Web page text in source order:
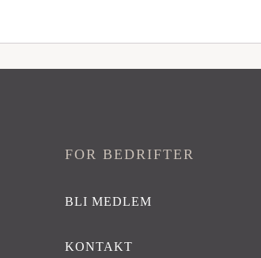
FOR BEDRIFTER
BLI MEDLEM
KONTAKT